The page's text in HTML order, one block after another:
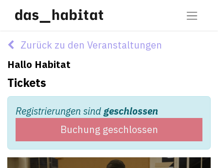
Zurück zu den Veranstaltungen
Hallo Habitat
Tickets
Registrierungen sindgeschlossen
Buchung geschlossen